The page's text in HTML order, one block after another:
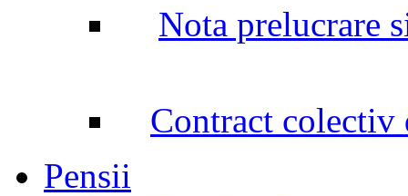
Nota prelucrare
Contract colectiv
Pensii